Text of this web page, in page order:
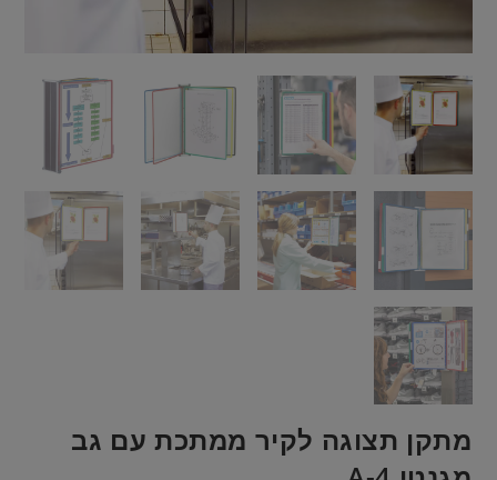
מתקן תצוגה לקיר ממתכת עם גב